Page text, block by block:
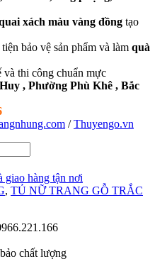
xách màu vàng đồng tạo
tiện bảo vệ sản phẩm và làm quà
và thi công chuẩn mực
, Phường Phù Khê , Bắc
/Thuyengo.vn
giao hàng tận nơi
, TỦ NỮ TRANG GỖ TRẮC
chất lượng